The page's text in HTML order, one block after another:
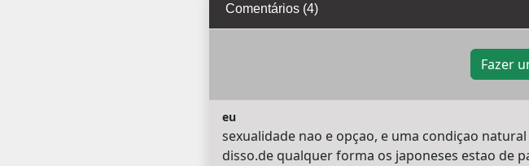
Comentários (4)
Fazer
eu
sexualidade nao e opçao, e uma condiçao
disso.de qualquer forma os japoneses estao de